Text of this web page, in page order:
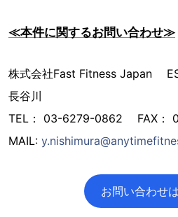
≪本件に関するお問い合わせ≫
株式会社Fast Fitness Japan
長谷川
TEL： 03-6279-0862 FAX：
MAIL:
お問い合わせ